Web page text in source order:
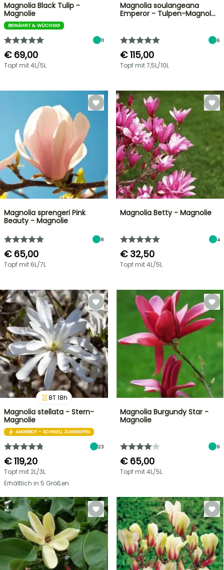
Magnolia Black Tulip -
Magnolie
BEWÄHRT & WÜCHSIG
11
€ 69,00
Topf mit 4L/5L
Magnolia soulangeana
Emperor - Tulpen-Magnol…
6
€ 115,00
Topf mit 7,5L/10L
Magnolia sprengeri Pink
Beauty - Magnolie
8
€ 65,00
Topf mit 6L/7L
Magnolia Betty - Magnolie
4
€ 32,50
Topf mit 4L/5L
8T18h
Magnolia stellata - Stern-
Magnolie
ANGEBOT - SCHNELL ZUGREIFEN
23
€ 119,20
Topf mit 2L/3L
Erhältlich in 5 Größen
Magnolia Burgundy Star -
Magnolie
9
€ 65,00
Topf mit 4L/5L